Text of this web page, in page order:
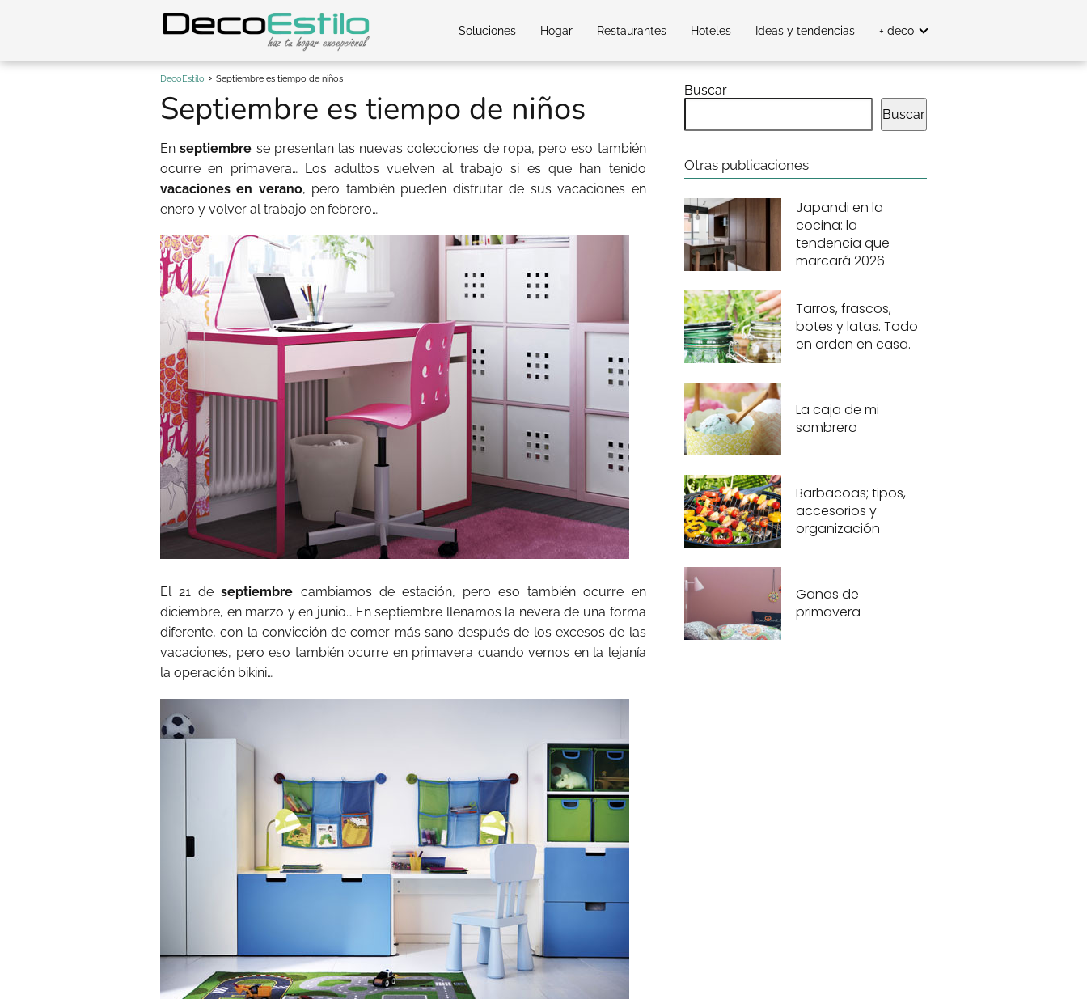
Soluciones Hogar Restaurantes Hoteles Ideas y tendencias + deco
DecoEstilo Septiembre es tiempo de niños
Septiembre es tiempo de niños
Enseptiembre se presentan las nuevas colecciones de ropa, pero eso también
ocurre en primavera… Los adultos vuelven al trabajo si es que han tenido
vacaciones en verano, pero también pueden disfrutar de sus vacaciones en
enero y volver al trabajo en febrero…
El 21 deseptiembre cambiamos de estación, pero eso también ocurre en
diciembre, en marzo y en junio… En septiembre llenamos la nevera de una forma
diferente, con la convicción de comer más sano después de los excesos de las
vacaciones, pero eso también ocurre en primavera cuando vemos en la lejanía
la operación bikini…
Buscar
Buscar
Otras publicaciones
Japandi en la
cocina: la
tendencia que
marcará 2026
Tarros, frascos,
botes y latas. Todo
en orden en casa.
La caja de mi
sombrero
Barbacoas; tipos,
accesorios y
organización
Ganas de
primavera